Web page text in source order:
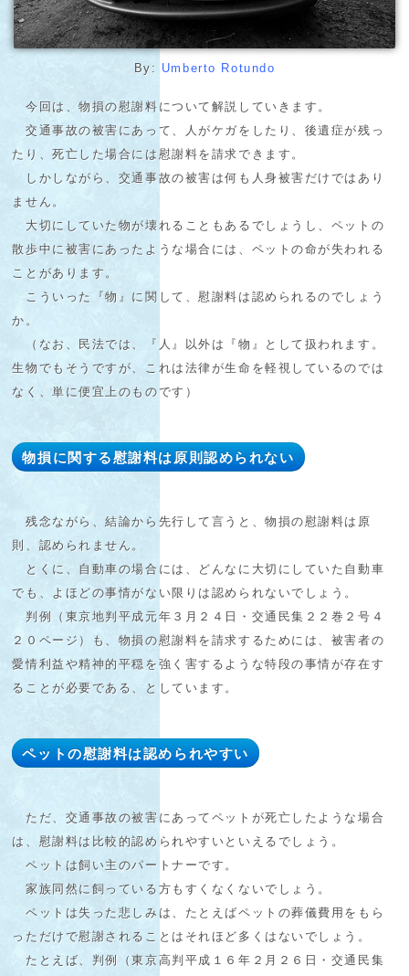
By: Umberto Rotundo
今回は、物損の慰謝料について解説していきます。
交通事故の被害にあって、人がケガをしたり、後遺症が残っ
たり、死亡した場合には慰謝料を請求できます。
しかしながら、交通事故の被害は何も人身被害だけではあり
ません。
大切にしていた物が壊れることもあるでしょうし、ペットの
散歩中に被害にあったような場合には、ペットの命が失われる
ことがあります。
こういった『物』に関して、慰謝料は認められるのでしょう
か。
（なお、民法では、『人』以外は『物』として扱われます。
生物でもそうですが、これは法律が生命を軽視しているのでは
なく、単に便宜上のものです）
物損に関する慰謝料は原則認められない
残念ながら、結論から先行して言うと、物損の慰謝料は原
則、認められません。
とくに、自動車の場合には、どんなに大切にしていた自動車
でも、よほどの事情がない限りは認められないでしょう。
判例（東京地判平成元年３月２４日・交通民集２２巻２号４
２０ページ）も、物損の慰謝料を請求するためには、被害者の
愛情利益や精神的平穏を強く害するような特段の事情が存在す
ることが必要である、としています。
ペットの慰謝料は認められやすい
ただ、交通事故の被害にあってペットが死亡したような場合
は、慰謝料は比較的認められやすいといえるでしょう。
ペットは飼い主のパートナーです。
家族同然に飼っている方もすくなくないでしょう。
ペットは失った悲しみは、たとえばペットの葬儀費用をもら
っただけで慰謝されることはそれほど多くはないでしょう。
たとえば、判例（東京高判平成１６年２月２６日・交通民集